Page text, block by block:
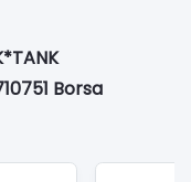
Borsa